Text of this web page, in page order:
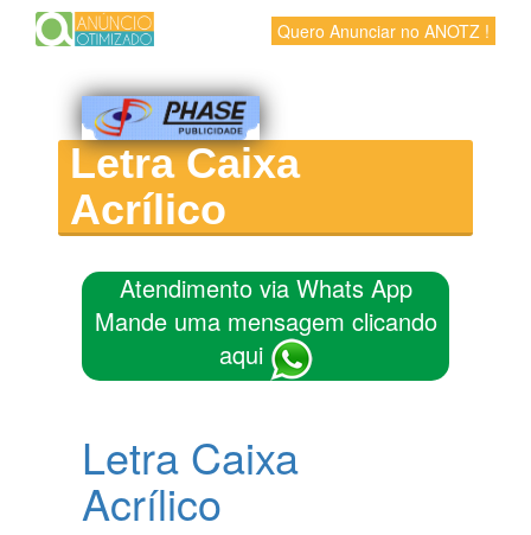
Quero Anunciar no ANOTZ !
Letra Caixa
Acrílico
Atendimento via Whats App
Mande uma mensagem clicando
aqui
Letra Caixa
Acrílico